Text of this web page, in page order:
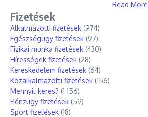
Read More
Fizetések
Alkalmazotti fizetések (974)
Egészségügy fizetések (97)
Fizikai munka fizetések (430)
Hírességek fizetések (28)
Kereskedelem fizetések (64)
Közalkalmazotti fizetések (156)
Mennyit keres? (1 156)
Pénzügy fizetések (59)
Sport fizetések (18)